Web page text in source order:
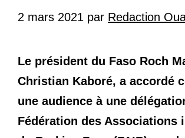
2 mars 2021 par Redaction
Le président du Faso Roch
Christian Kaboré, a accordé
une audience à une
Fédération des Associations